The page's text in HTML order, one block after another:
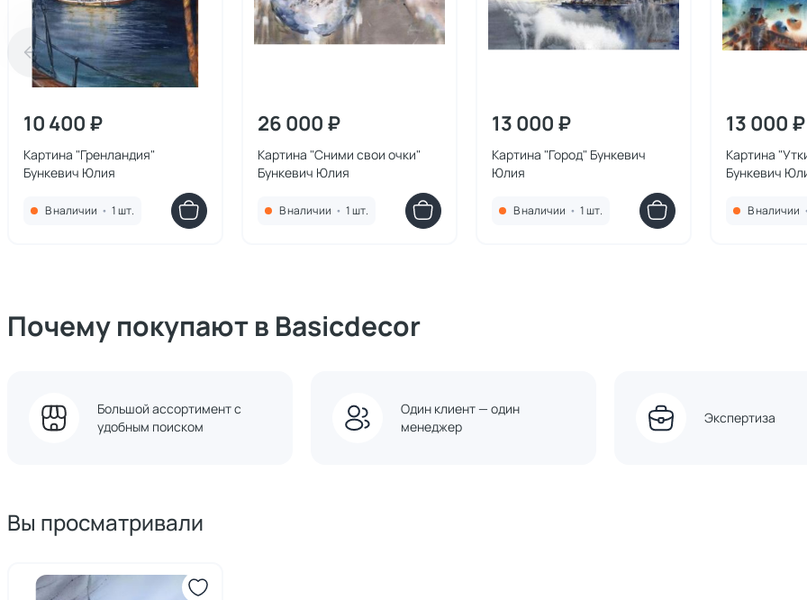
10 400 ₽
Картина "Гренландия"
Бункевич Юлия
В наличии • 1 шт.
26 000 ₽
Картина "Сними свои очки"
Бункевич Юлия
В наличии • 1 шт.
13 000 ₽
Картина "Город" Бункевич
Юлия
В наличии • 1 шт.
13 000 ₽
Картина
Бункевич
В наличии •
Почему покупают в Basicdecor
Большой ассортимент с
удобным поиском
Один клиент — один
менеджер
Экспертиза
Вы просматривали